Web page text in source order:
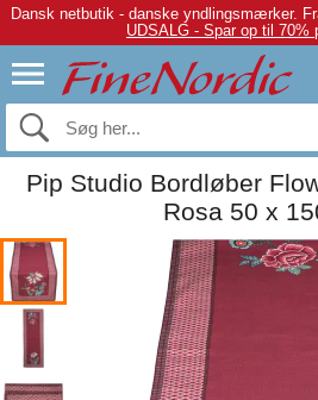
Dansk netbutik - danske yndlingsmærker.
UDSALG - Spar op til 70%
Pip Studio Bordløber
Rosa 50 x